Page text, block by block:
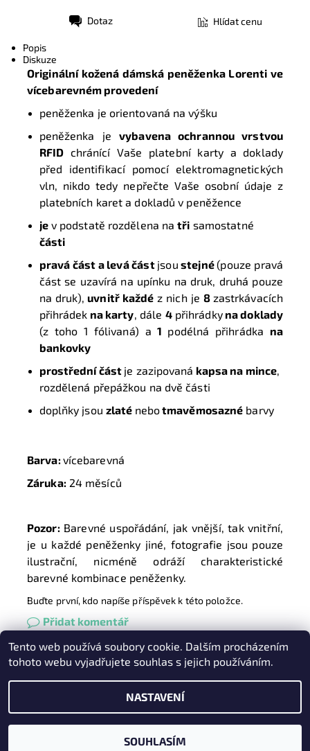
Dotaz Hlídat cenu
Popis
Diskuze
Originální kožená dámská peněženka Lorenti ve
vícebarevném provedení
peněženka je orientovaná na výšku
peněženka jevybavena ochrannou vrstvou
RFID chránící Vaše platební karty a doklady
před identifikací pomocí elektromagnetických
vln, nikdo tedy nepřečte Vaše osobní údaje z
platebních karet a dokladů v peněžence
jev podstatě rozdělena natři samostatné
části
pravá část a levá část jsou stejné(pouze pravá
část se uzavírá na upínku na druk, druhá pouze
na druk), uvnitř každé z nich je 8 zastrkávacích
přihrádek na karty, dále 4přihrádkyna doklady
(z toho 1 fólivaná) a 1 podélná přihrádka na
bankovky
prostřední část je zazipovaná kapsa na mince,
rozdělená přepážkou na dvě části
doplňky jsou zlaté nebotmavěmosazné barvy
Barva:vícebarevná
Záruka:24 měsíců
Pozor:Barevné uspořádání, jak vnější, tak vnitřní,
je u každé peněženky jiné, fotografie jsou pouze
ilustrační, nicméně odráží charakteristické
barevné kombinace peněženky.
Buďte první, kdo napíše příspěvek k této položce.
Přidat komentář
Heureka.cz | Zboží.cz Oázakabelek
2026 © Kabelky pro Vás, všechna práva vyhrazena
Vytvořil Shoptet
Tento web používá soubory cookie. Dalším procházením
tohoto webu vyjadřujete souhlas s jejich používáním.
NASTAVENÍ
SOUHLASÍM